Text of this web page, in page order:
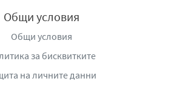
Общи условия
Общи условия
за бисквитките
на личните данни